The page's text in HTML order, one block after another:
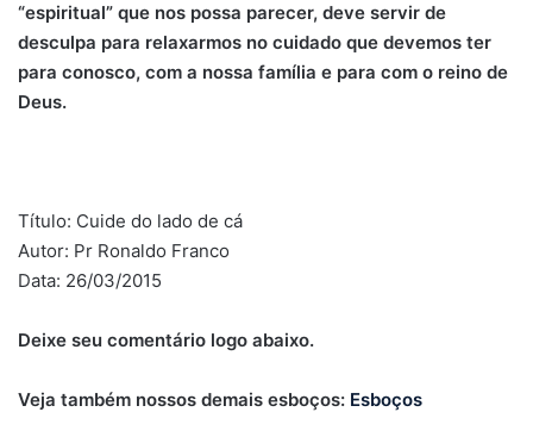
“espiritual” que nos possa parecer, deve servir de
desculpa para relaxarmos no cuidado que devemos ter
para conosco, com a nossa família e para com o reino de
Deus.
Título: Cuide do lado de cá
Autor: Pr Ronaldo Franco
Data: 26/03/2015
Deixe seu comentário logo abaixo.
Veja também nossos demais esboços: Esboços